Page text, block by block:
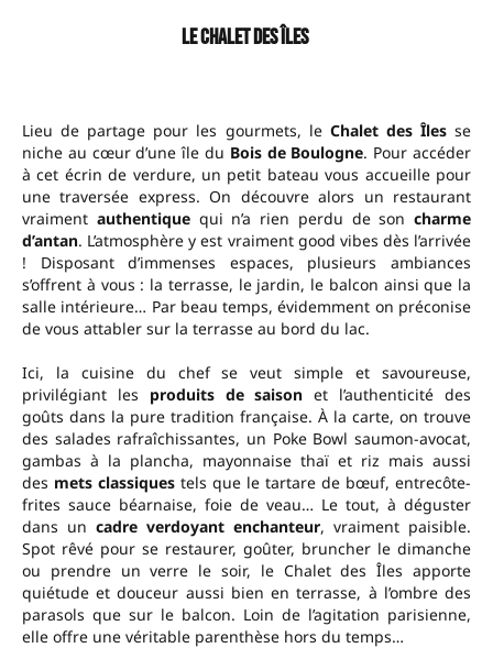
Le Chalet des Îles
Lieu de partage pour les gourmets, le Chalet des Îlesse
niche au cœur d’une île du Bois de Boulogne. Pour accéder
à cet écrin de verdure, un petit bateau vous accueille pour
une traversée express. On découvre alors un restaurant
vraiment authentiquequi n’a rien perdu de son charme
d’antan. L’atmosphère y est vraiment good vibes dès l’arrivée
! Disposant d’immenses espaces, plusieurs ambiances
s’offrent à vous : la terrasse, le jardin, le balcon ainsi que la
salle intérieure… Par beau temps, évidemment on préconise
de vous attabler sur la terrasse au bord du lac.
Ici, la cuisine du chef se veut simple et savoureuse,
privilégiant les produits de saisonet l’authenticité des
goûts dans la pure tradition française. À la carte, on trouve
des salades rafraîchissantes, un Poke Bowl saumon-avocat,
gambas à la plancha, mayonnaise thaï et riz mais aussi
des mets classiques tels que le tartare de bœuf, entrecôte-
frites sauce béarnaise, foie de veau… Le tout, à déguster
dans un cadre verdoyant enchanteur, vraiment paisible.
Spot rêvé pour se restaurer, goûter, bruncher le dimanche
ou prendre un verre le soir, le Chalet des Îles apporte
quiétude et douceur aussi bien en terrasse, à l’ombre des
parasols que sur le balcon. Loin de l’agitation parisienne,
elle offre une véritable parenthèse hors du temps…